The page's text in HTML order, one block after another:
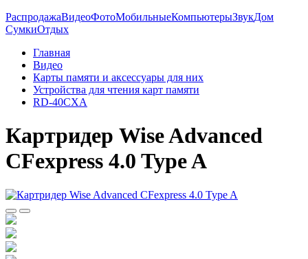
РаспродажаВидеоФотоМобильныеКомпьютерыЗвукДом
СумкиОтдых
Главная
Видео
Карты памяти и аксессуары для них
Устройства для чтения карт памяти
RD-40CXA
Картридер Wise Advanced
CFexpress 4.0 Type A